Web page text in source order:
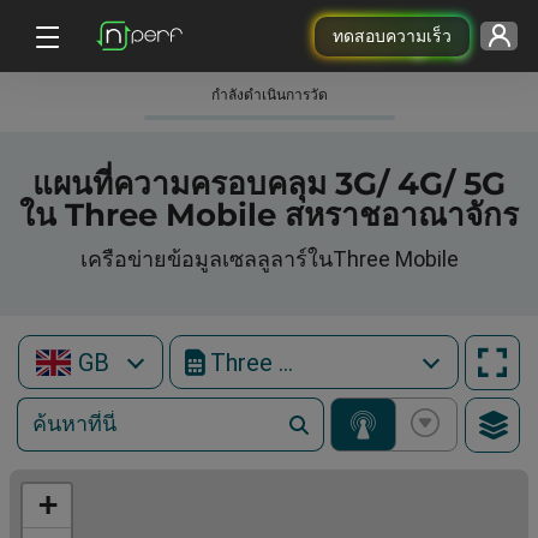
ทดสอบความเร็ว
กําลังดําเนินการวัด
แผนที่ความครอบคลุม 3G/ 4G/ 5G
ใน Three Mobile สหราชอาณาจักร
เครือข่ายข้อมูลเซลลูลาร์ในThree Mobile
GB Three Mobile
+